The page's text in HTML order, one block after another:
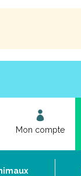
Mon compte